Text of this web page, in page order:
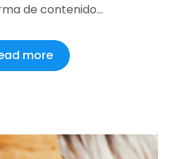
de contenido…
more